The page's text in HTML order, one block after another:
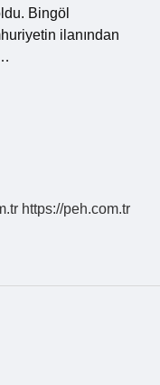
Bingöl
ilanından
https://peh.com.tr